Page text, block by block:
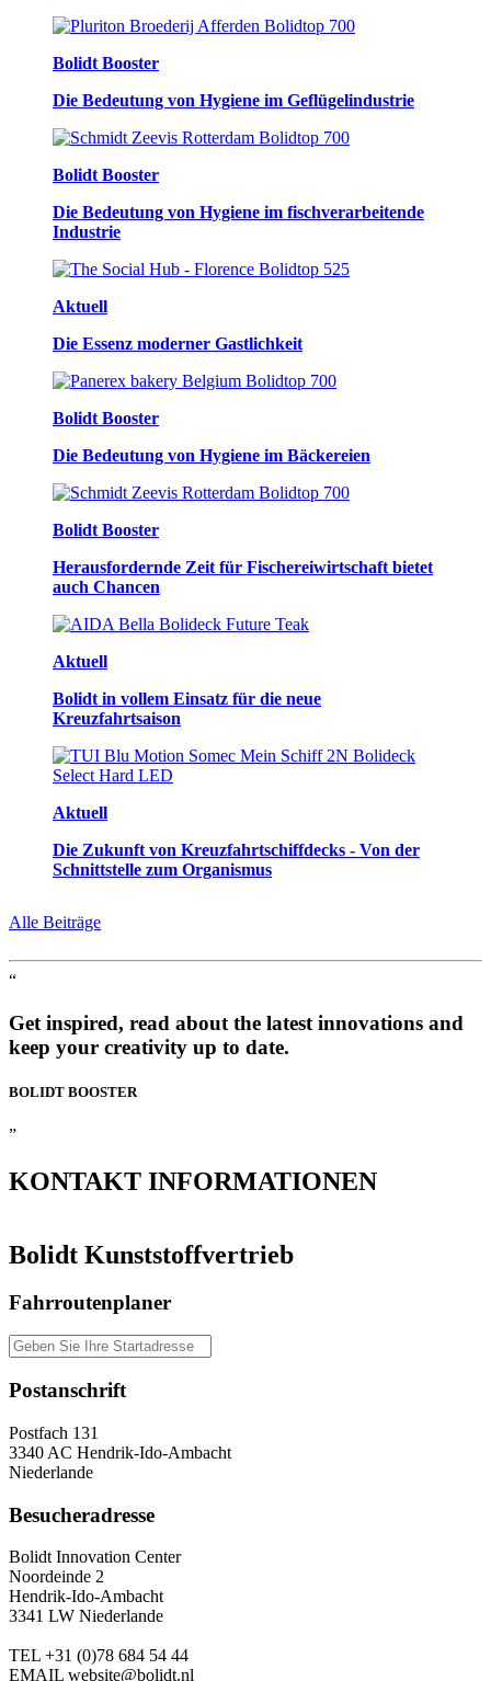
Bolidt Booster
Die Bedeutung von Hygiene im Geflügelindustrie
Bolidt Booster
Die Bedeutung von Hygiene im fischverarbeitende
Industrie
Aktuell
Die Essenz moderner Gastlichkeit
Bolidt Booster
Die Bedeutung von Hygiene im Bäckereien
Bolidt Booster
Herausfordernde Zeit für Fischereiwirtschaft bietet
auch Chancen
Aktuell
Bolidt in vollem Einsatz für die neue
Kreuzfahrtsaison
Aktuell
Die Zukunft von Kreuzfahrtschiffdecks - Von der
Schnittstelle zum Organismus
Alle Beiträge
“
Get inspired, read about the latest innovations and
keep your creativity up to date.
BOLIDT BOOSTER
”
KONTAKT INFORMATIONEN
Bolidt Kunststoffvertrieb
Fahrroutenplaner
Postanschrift
Postfach 131
3340 AC Hendrik-Ido-Ambacht
Niederlande
Besucheradresse
Bolidt Innovation Center
Noordeinde 2
Hendrik-Ido-Ambacht
3341 LW Niederlande
TEL +31 (0)78 684 54 44
EMAIL website@bolidt.nl